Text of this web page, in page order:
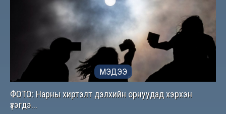
МЭДЭЭ
ФОТО: Нарны хиртэлт дэлхийн орнуудад хэрхэн
үзэгдэ...